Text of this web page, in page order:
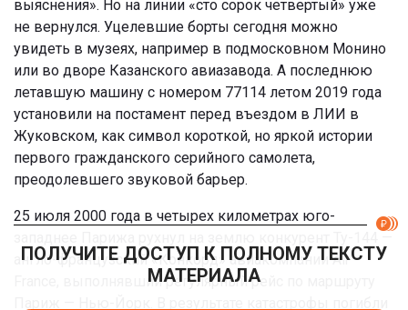
выяснения». Но на линии «сто сорок четвертый» уже
не вернулся. Уцелевшие борты сегодня можно
увидеть в музеях, например в подмосковном Монино
или во дворе Казанского авиазавода. А последнюю
летавшую машину с номером 77114 летом 2019 года
установили на постамент перед въездом в ЛИИ в
Жуковском, как символ короткой, но яркой истории
первого гражданского серийного самолета,
преодолевшего звуковой барьер.
25 июля 2000 года в четырех километрах юго-
англо-французский «Конкорд» авиакомпании Air
France, выполнявший регулярный рейс по маршруту
ПОЛУЧИТЕ ДОСТУП К ПОЛНОМУ ТЕКСТУ
МАТЕРИАЛА